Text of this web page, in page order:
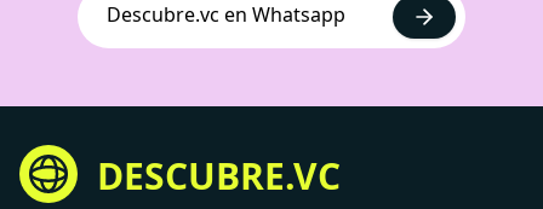
Descubre.vc en Whatsapp
DESCUBRE.VC